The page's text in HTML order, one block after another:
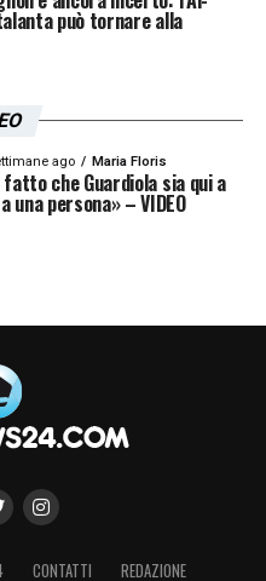
può tornare alla
ago Maria Floris
che Guardiola sia qui a
una persona» – VIDEO
CONTATTI REDAZIONE